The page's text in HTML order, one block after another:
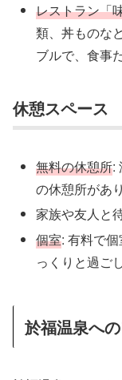
レストラン「
類、丼ものな
ブルで、食事
休憩スペース
無料の休憩所:
の休憩所があ
家族や友人と
個室: 有料で
っくりと過ご
於福温泉へ